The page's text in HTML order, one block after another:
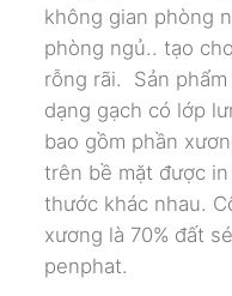
không gian phòng
phòng ngủ.. tạo
rỗng rãi. Sản
dạng gạch có lớp
bao gồm phần
trên bề mặt được
thước khác nhau.
xương là 70% đất
penphat.